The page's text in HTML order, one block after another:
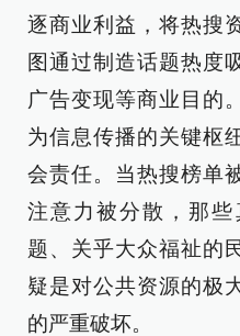
逐商业利益，将热搜
图通过制造话题热度
广告变现等商业目的
为信息传播的关键枢
会责任。当热搜榜单
注意力被分散，那
题、关乎大众福祉的
疑是对公共资源的极
的严重破坏。